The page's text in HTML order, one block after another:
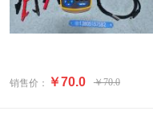
销售价： ￥70.0 ￥70.0